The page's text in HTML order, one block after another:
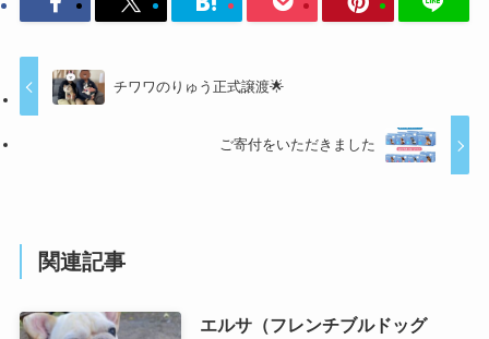
チワワのりゅう正式譲渡🌟
ご寄付をいただきました
関連記事
エルサ（フレンチブルドッグ